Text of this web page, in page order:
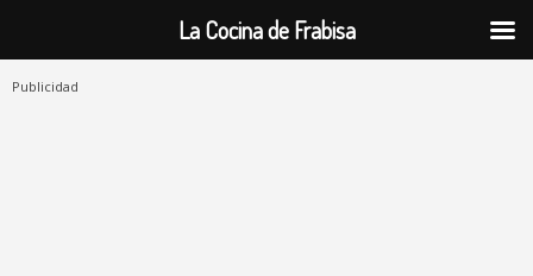
Publicidad
La Cocina de Frabisa